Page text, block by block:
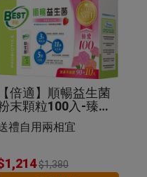
【倍適】順暢益生菌
末顆粒100入-臻愛
定版禮盒
禮自用兩相宜
$1,380